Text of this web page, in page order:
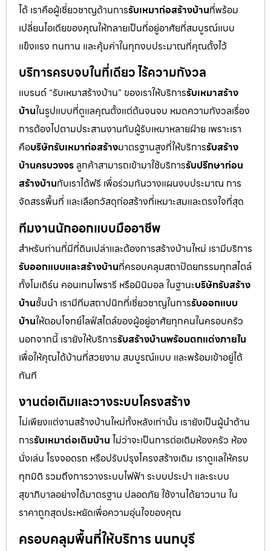
ได้ เราคือผู้เชี่ยวชาญด้านการรับเหมาก่อสร้างบ้านที่พร้อม
เปลี่ยนไอเดียของคุณให้กลายเป็นที่อยู่อาศัยที่สมบูรณ์แบบ
แข็งแรง ทนทาน และคุ้มค่าในทุกงบประมาณที่คุณตั้งไว้
บริการครบจบในที่เดียว ไร้ความกังวล
แบรนด์ “รับเหมาสร้างบ้าน” ของเราให้บริการรับเหมาสร้าง
บ้านในรูปแบบที่ดูแลคุณตั้งแต่ต้นจนจบ หมดความกังวลเรื่อง
การต้องไปตามประสานงานกับผู้รับเหมาหลายฝ่าย เพราะเรา
คือบริษัทรับเหมาก่อสร้างมาตรฐานสูงที่ให้บริการรับสร้าง
บ้านครบวงจร ลูกค้าสามารถเข้ามาใช้บริการรับปรึกษาก่อน
สร้างบ้านกับเราได้ฟรี เพื่อร่วมกันวางแผนงบประมาณ การ
จัดสรรพื้นที่ และเลือกวัสดุก่อสร้างที่เหมาะสมและตรงใจที่สุด
ทีมงานนักออกแบบมืออาชีพ
สำหรับท่านที่มีที่ดินเปล่าและต้องการสร้างบ้านใหม่ เรามีบริการ
รับออกแบบและสร้างบ้านที่ครอบคลุมสถาปัตยกรรมทุกสไตล์
ทั้งโมเดิร์น คอนเทมโพรารี หรือมินิมอล ในฐานะบริษัทรับสร้าง
บ้านชั้นนำ เรามีทีมสถาปนิกที่เชี่ยวชาญในการรับออกแบบ
บ้านให้ตอบโจทย์ไลฟ์สไตล์ของผู้อยู่อาศัยทุกคนในครอบครัว
นอกจากนี้ เรายังให้บริการรับสร้างบ้านพร้อมตกแต่งภายใน
เพื่อให้คุณได้บ้านที่สวยงาม สมบูรณ์แบบ และพร้อมเข้าอยู่ได้
ทันที
งานต่อเติมและวางระบบโครงสร้าง
ไม่เพียงแต่งานสร้างบ้านใหม่ทั้งหลังเท่านั้น เรายังเป็นผู้นำด้าน
การรับเหมาต่อเติมบ้าน ไม่ว่าจะเป็นการต่อเติมห้องครัว ห้อง
นั่งเล่น โรงจอดรถ หรือปรับปรุงโครงสร้างเดิม เราดูแลให้ครบ
ทุกมิติ รวมถึงการวางระบบไฟฟ้า ระบบประปา และระบบ
สุขาภิบาลอย่างได้มาตรฐาน ปลอดภัย ใช้งานได้ยาวนาน ใน
ราคาถูกสุดประหยัดเพื่อความอุ่นใจของคุณ
ครอบคลุมพื้นที่ให้บริการ นนทบุรี